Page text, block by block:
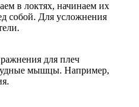
в локтях, начинаем их
собой. Для усложнения
для плеч
мышцы. Например,